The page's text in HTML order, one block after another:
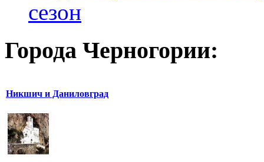
сезон
Города Черногории:
Никшич и Даниловград